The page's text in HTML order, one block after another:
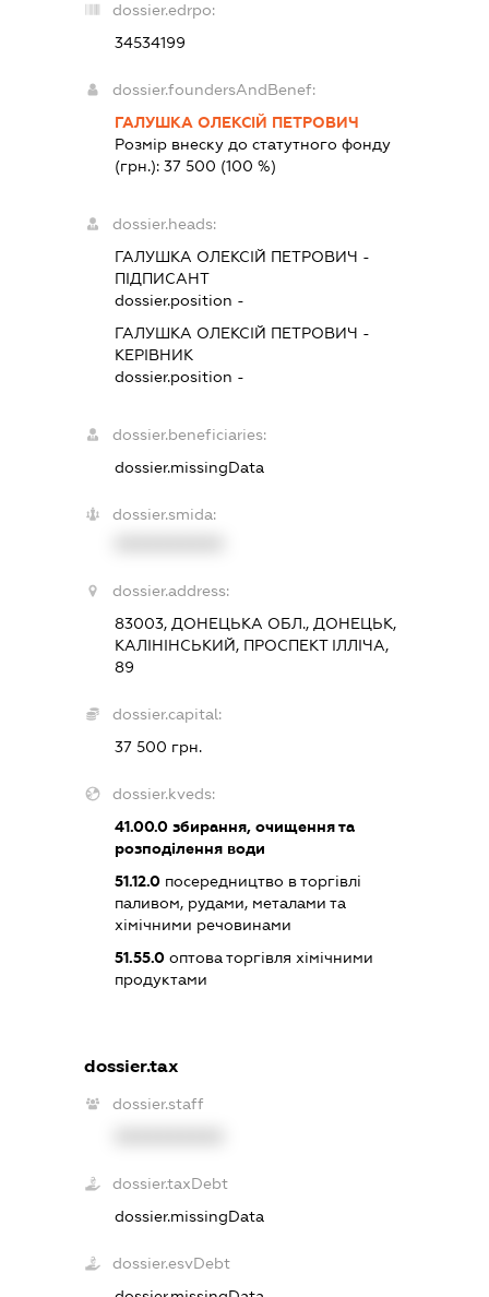
dossier.edrpo:
34534199
dossier.foundersAndBenef:
ГАЛУШКА ОЛЕКСІЙ ПЕТРОВИЧ
Розмір внеску до статутного фонду
(грн.):37 500 (100 %)
dossier.heads:
ГАЛУШКА ОЛЕКСІЙ ПЕТРОВИЧ -
ПІДПИСАНТ
dossier.position -
ГАЛУШКА ОЛЕКСІЙ ПЕТРОВИЧ -
КЕРІВНИК
dossier.position -
dossier.beneficiaries:
dossier.missingData
dossier.smida:
dossier.address:
83003, ДОНЕЦЬКА ОБЛ., ДОНЕЦЬК,
КАЛІНІНСЬКИЙ, ПРОСПЕКТ ІЛЛІЧА,
89
dossier.capital:
37 500 грн.
dossier.kveds:
41.00.0 збирання, очищення та
розподілення води
51.12.0 посередництво в торгівлі
паливом, рудами, металами та
хімічними речовинами
51.55.0 оптова торгівля хімічними
продуктами
dossier.tax
dossier.staff
dossier.taxDebt
dossier.missingData
dossier.esvDebt